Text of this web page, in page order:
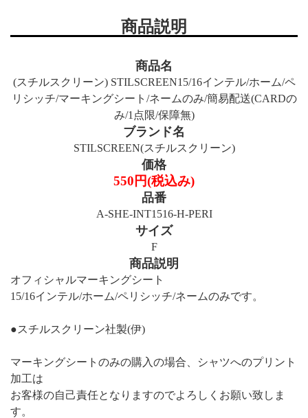
商品説明
商品名
(スチルスクリーン) STILSCREEN15/16インテル/ホーム/ペ
リシッチ/マーキングシート/ネームのみ/簡易配送(CARDの
み/1点限/保障無)
ブランド名
STILSCREEN(スチルスクリーン)
価格
550円(税込み)
品番
A-SHE-INT1516-H-PERI
サイズ
F
商品説明
オフィシャルマーキングシート
15/16インテル/ホーム/ペリシッチ/ネームのみです。
●スチルスクリーン社製(伊)
マーキングシートのみの購入の場合、シャツへのプリント
加工は
お客様の自己責任となりますのでよろしくお願い致しま
す。